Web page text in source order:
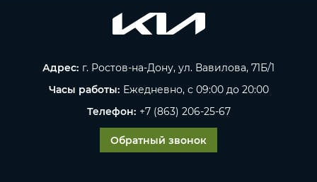
Адрес: г. Ростов-на-Дону, ул. Вавилова, 71Б/1
Часы работы: Ежедневно, с 09:00 до 20:00
Телефон: +7 (863) 206-25-67
Обратный звонок